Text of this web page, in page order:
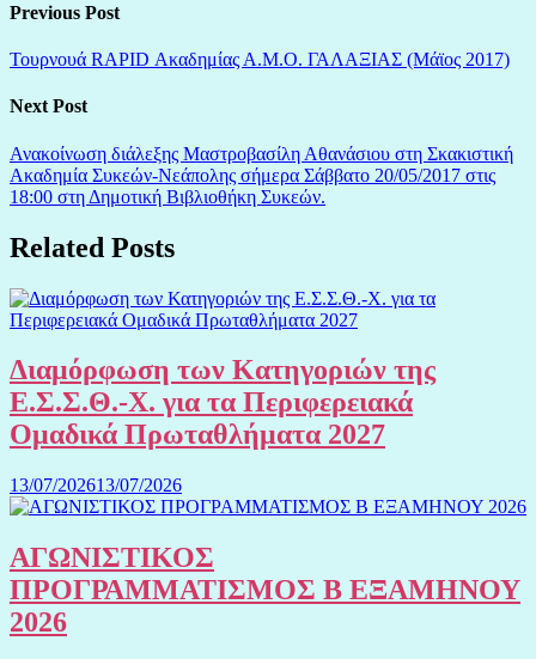
Previous Post
Τουρνουά RAPID Ακαδημίας Α.Μ.Ο. ΓΑΛΑΞΙΑΣ (Μάϊος 2017)
Next Post
Ανακοίνωση διάλεξης Μαστροβασίλη Αθανάσιου στη Σκακιστική
Ακαδημία Συκεών-Νεάπολης σήμερα Σάββατο 20/05/2017 στις
18:00 στη Δημοτική Βιβλιοθήκη Συκεών.
Related Posts
Διαμόρφωση των Κατηγοριών της
Ε.Σ.Σ.Θ.-Χ. για τα Περιφερειακά
Ομαδικά Πρωταθλήματα 2027
13/07/202613/07/2026
ΑΓΩΝΙΣΤΙΚΟΣ
ΠΡΟΓΡΑΜΜΑΤΙΣΜΟΣ Β ΕΞΑΜΗΝΟΥ
2026